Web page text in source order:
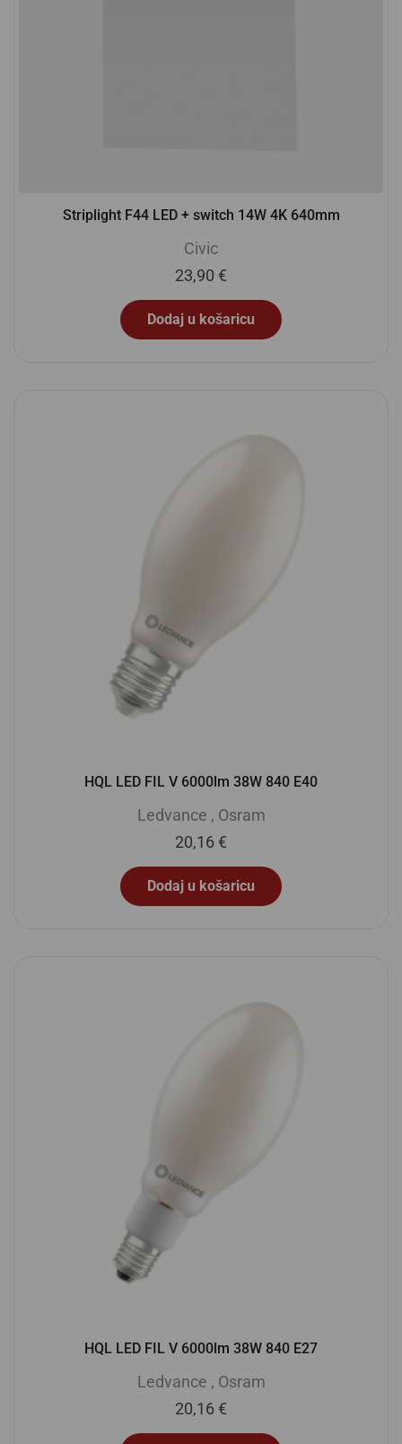
Striplight F44 LED + switch 14W 4K 640mm
Civic
23,90 €
Dodaj u košaricu
HQL LED FIL V 6000lm 38W 840 E40
Ledvance , Osram
20,16 €
Dodaj u košaricu
HQL LED FIL V 6000lm 38W 840 E27
Ledvance , Osram
20,16 €